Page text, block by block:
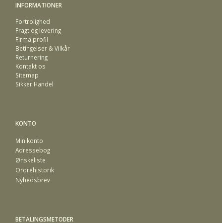
INFORMATIONER
Fortrolighed
Fragt og levering
Firma profil
Betingelser & Vilkår
Returnering
Kontakt os
Sitemap
Sikker Handel
KONTO
Min konto
Adressebog
Ønskeliste
Ordrehistorik
Nyhedsbrev
BETALINGSMETODER